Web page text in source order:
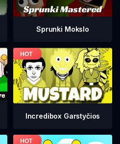
Sprunki Mokslo
Incredibox Garstyčios